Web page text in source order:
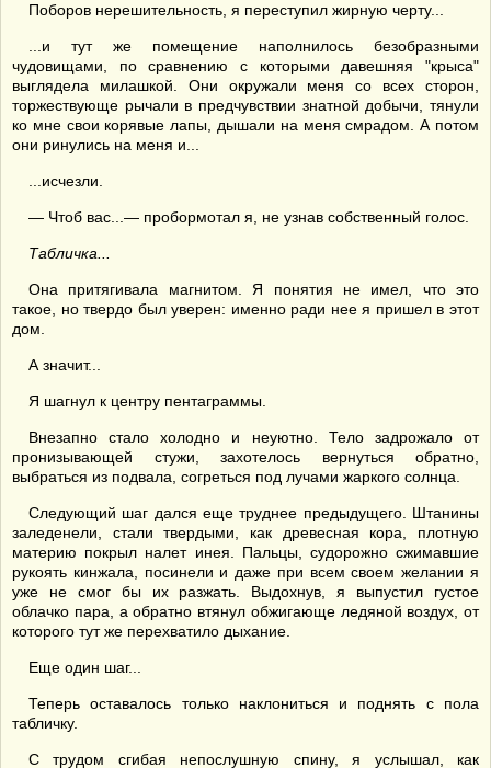
Поборов нерешительность, я переступил жирную черту...
...и тут же помещение наполнилось безобразными
чудовищами, по сравнению с которыми давешняя "крыса"
выглядела милашкой. Они окружали меня со всех сторон,
торжествующе рычали в предчувствии знатной добычи, тянули
ко мне свои корявые лапы, дышали на меня смрадом. А потом
они ринулись на меня и...
...исчезли.
— Чтоб вас...— пробормотал я, не узнав собственный голос.
Табличка...
Она притягивала магнитом. Я понятия не имел, что это
такое, но твердо был уверен: именно ради нее я пришел в этот
дом.
А значит...
Я шагнул к центру пентаграммы.
Внезапно стало холодно и неуютно. Тело задрожало от
пронизывающей стужи, захотелось вернуться обратно,
выбраться из подвала, согреться под лучами жаркого солнца.
Следующий шаг дался еще труднее предыдущего. Штанины
заледенели, стали твердыми, как древесная кора, плотную
материю покрыл налет инея. Пальцы, судорожно сжимавшие
рукоять кинжала, посинели и даже при всем своем желании я
уже не смог бы их разжать. Выдохнув, я выпустил густое
облачко пара, а обратно втянул обжигающе ледяной воздух, от
которого тут же перехватило дыхание.
Еще один шаг...
Теперь оставалось только наклониться и поднять с пола
табличку.
С трудом сгибая непослушную спину, я услышал, как